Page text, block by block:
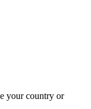
your country or